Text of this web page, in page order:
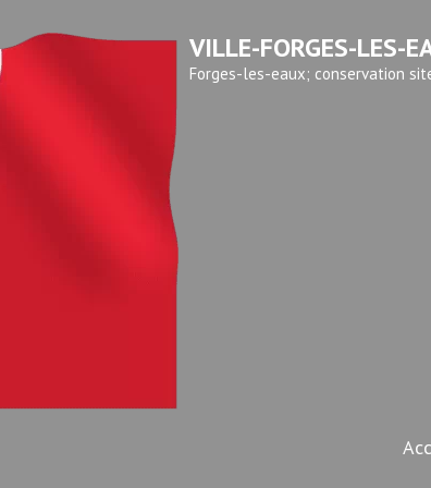
VILLE-FORGES-LES-
Forges-les-eaux; conservation